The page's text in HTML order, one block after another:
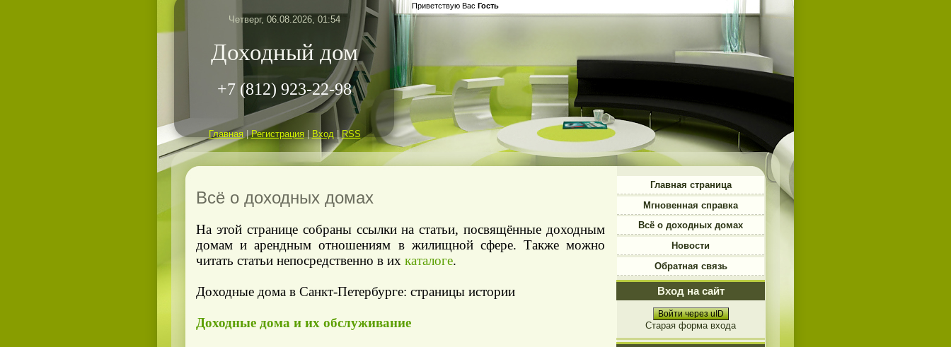
Четверг, 06.08.2026, 01:54
Доходный дом
+7 (812) 923-22-98
Главная |Регистрация| Вход | RSS
Приветствую Вас Гость
Всё о доходных домах
На этой странице собраны ссылки на статьи, посвящённые доходным
домам и арендным отношениям в жилищной сфере. Также можно
читать статьи непосредственно в их каталоге.
Доходные дома в Санкт-Петербурге: страницы истории
Доходные дома и их обслуживание
Главная страница
Мгновенная справка
Всё о доходных домах
Новости
Обратная связь
Вход на сайт
Войти через uID
Старая форма входа